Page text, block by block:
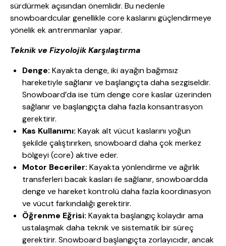
sürdürmek açısından önemlidir. Bu nedenle
snowboardcular genellikle core kaslarını güçlendirmeye
yönelik ek antrenmanlar yapar.
Teknik ve Fizyolojik Karşılaştırma
Denge: Kayakta denge, iki ayağın bağımsız
hareketiyle sağlanır ve başlangıçta daha sezgiseldir.
Snowboard’da ise tüm denge core kaslar üzerinden
sağlanır ve başlangıçta daha fazla konsantrasyon
gerektirir.
Kas Kullanımı: Kayak alt vücut kaslarını yoğun
şekilde çalıştırırken, snowboard daha çok merkez
bölgeyi (core) aktive eder.
Motor Beceriler: Kayakta yönlendirme ve ağırlık
transferleri bacak kasları ile sağlanır, snowboardda
denge ve hareket kontrolü daha fazla koordinasyon
ve vücut farkındalığı gerektirir.
Öğrenme Eğrisi: Kayakta başlangıç kolaydır ama
ustalaşmak daha teknik ve sistematik bir süreç
gerektirir. Snowboard başlangıçta zorlayıcıdır, ancak